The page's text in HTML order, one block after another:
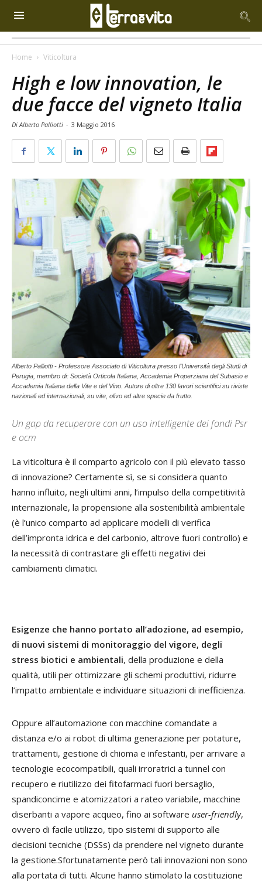
Home Viticoltura
High e low innovation, le
due facce del vigneto Italia
Di Alberto Palliotti - 3 Maggio 2016
Alberto Palliotti - Professore Associato di Viticoltura presso l’Università degli Studi di
Perugia, membro di: Società Orticola Italiana, Accademia Properziana del Subasio e
Accademia Italiana della Vite e del Vino. Autore di oltre 130 lavori scientifici su riviste
nazionali ed internazionali, su vite, olivo ed altre specie da frutto.
Un gap da recuperare con un uso intelligente dei fondi Psr
e ocm
La viticoltura è il comparto agricolo con il più elevato tasso
di innovazione? Certamente sì, se si considera quanto
hanno influito, negli ultimi anni, l’impulso della competitività
internazionale, la propensione alla sostenibilità ambientale
(è l’unico comparto ad applicare modelli di verifica
dell’impronta idrica e del carbonio, altrove fuori controllo) e
la necessità di contrastare gli effetti negativi dei
cambiamenti climatici.
Esigenze che hanno portato all’adozione, ad esempio,
di nuovi sistemi di monitoraggio del vigore, degli
stress biotici e ambientali, della produzione e della
qualità, utili per ottimizzare gli schemi produttivi, ridurre
l’impatto ambientale e individuare situazioni di inefficienza.
Oppure all’automazione con macchine comandate a
distanza e/o ai robot di ultima generazione per potature,
trattamenti, gestione di chioma e infestanti, per arrivare a
tecnologie ecocompatibili, quali irroratrici a tunnel con
recupero e riutilizzo dei fitofarmaci fuori bersaglio,
spandiconcime e atomizzatori a rateo variabile, macchine
diserbanti a vapore acqueo, fino ai software user-friendly,
ovvero di facile utilizzo, tipo sistemi di supporto alle
decisioni tecniche (DSSs) da prendere nel vigneto durante
la gestione.Sfortunatamente però tali innovazioni non sono
alla portata di tutti. Alcune hanno stimolato la costituzione